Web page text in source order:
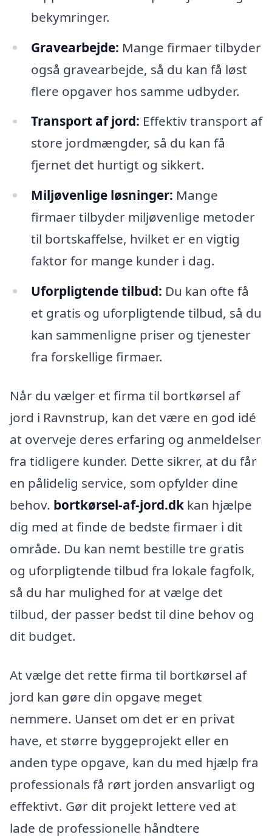
bekymringer.
Gravearbejde: Mange firmaer tilbyder
også gravearbejde, så du kan få løst
flere opgaver hos samme udbyder.
Transport af jord: Effektiv transport af
store jordmængder, så du kan få
fjernet det hurtigt og sikkert.
Miljøvenlige løsninger: Mange
firmaer tilbyder miljøvenlige metoder
til bortskaffelse, hvilket er en vigtig
faktor for mange kunder i dag.
Uforpligtende tilbud: Du kan ofte få
et gratis og uforpligtende tilbud, så du
kan sammenligne priser og tjenester
fra forskellige firmaer.
Når du vælger et firma til bortkørsel af
jord i Ravnstrup, kan det være en god idé
at overveje deres erfaring og anmeldelser
fra tidligere kunder. Dette sikrer, at du får
en pålidelig service, som opfylder dine
behov. bortkørsel-af-jord.dk kan hjælpe
dig med at finde de bedste firmaer i dit
område. Du kan nemt bestille tre gratis
og uforpligtende tilbud fra lokale fagfolk,
så du har mulighed for at vælge det
tilbud, der passer bedst til dine behov og
dit budget.
At vælge det rette firma til bortkørsel af
jord kan gøre din opgave meget
nemmere. Uanset om det er en privat
have, et større byggeprojekt eller en
anden type opgave, kan du med hjælp fra
professionals få rørt jorden ansvarligt og
effektivt. Gør dit projekt lettere ved at
lade de professionelle håndtere